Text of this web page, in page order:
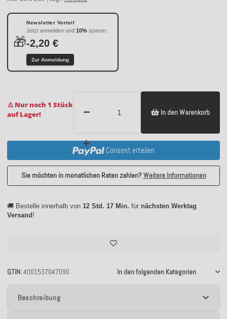
GTIN 4001537047090 In den folgenden Kategorien
🎁
Newsletter Vorteil
Jetzt anmelden und 10% sparen:
-2,20 €
Zur Anmeldung
⚠️ Nur noch 1 Stück
auf Lager!
In den Warenkorb
Consent erteilen
Sie möchten in monatlichen Raten zahlen?Weitere Informationen
🚚 Bestelle innerhalb von 12 Std. 17 Min. für nächsten Werktag
Versand !
Beschreibung